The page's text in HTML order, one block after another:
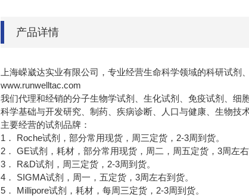
产品详情
上海嵘崴达实业有限公司，专业经营生命科学领域的科研试
www.runwelltac.com
我们代理和经销的分子生物学试剂、生化试剂、免疫试剂、
科学基础与开发研究、制药、疾病诊断、人口与健康、生物技
主要经营的试剂品牌：
1． Roche试剂，部分常用现货，周三定货，2-3周到货。
2． GE试剂，耗材，部分常用现货，周二，周五定货，3周左右
3． R&D试剂，周三定货，2-3周到货。
4． SIGMA试剂，周一，五定货，3周左右到货。
5． Millipore试剂，耗材，每周三定货，2-3周到货。